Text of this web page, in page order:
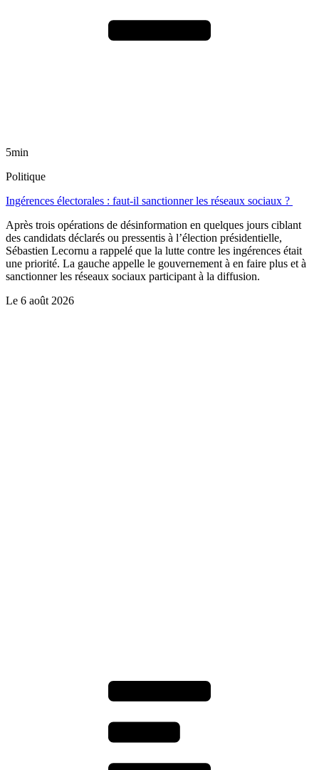
5min
Politique
Ingérences électorales : faut-il sanctionner les réseaux sociaux ?
Après trois opérations de désinformation en quelques jours ciblant
des candidats déclarés ou pressentis à l’élection présidentielle,
Sébastien Lecornu a rappelé que la lutte contre les ingérences était
une priorité. La gauche appelle le gouvernement à en faire plus et à
sanctionner les réseaux sociaux participant à la diffusion.
Le 6 août 2026